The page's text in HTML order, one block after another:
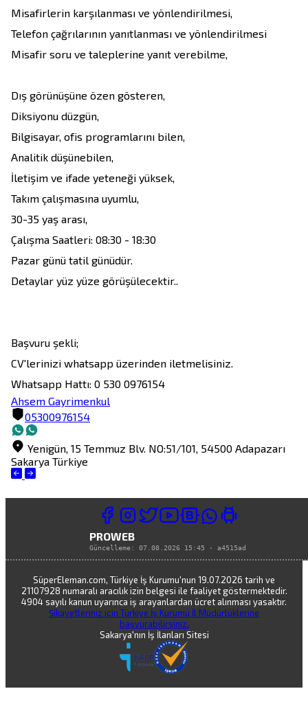
Misafirlerin karşılanması ve yönlendirilmesi,
Telefon çağrılarının yanıtlanması ve yönlendirilmesi
Misafir soru ve taleplerine yanıt verebilme,
Dış görünüşüne özen gösteren,
Diksiyonu düzgün,
Bilgisayar, ofis programlarını bilen,
Analitik düşünebilen,
İletişim ve ifade yeteneği yüksek,
Takım çalışmasına uyumlu,
30-35 yaş arası,
Çalışma Saatleri: 08:30 - 18:30
Pazar günü tatil günüdür.
Detaylar yüz yüze görüşülecektir..
Başvuru şekli;
CV'lerinizi whatsapp üzerinden iletmelisiniz.
Whatsapp Hattı: 0 530 0976154
Ahsem Gayrimenkul
05300976154
Yenigün, 15 Temmuz Blv. NO:51/101, 54500 Adapazarı
Sakarya Türkiye
PROWEB
Güncelleme: 07.08.2026 15:45 · a4515ad
SüperEleman.com, Türkiye İş Kurumu'nun 19.07.2026 tarih ve
21107928 numaralı aracılık izin belgesi ile faaliyet göstermektedir.
4904 sayılı kanun uyarınca iş arayanlardan ücret alınması yasaktır.
Şikayetleriniz için Türkiye İş Kurumu İl Müdürlüklerine
başvurabilirsiniz.
Sakarya'nın İş İlanları Sitesi